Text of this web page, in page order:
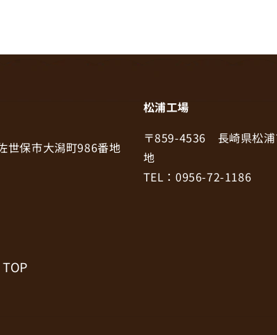
保市大潟町986番地
松浦工場
〒859-4536 長崎県松浦
地
TEL：0956-72-1186
TOP